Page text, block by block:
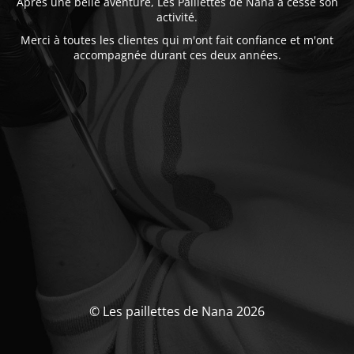
activité.
Merci à toutes les clientes qui m'ont fait confiance et m'ont
accompagnée durant ces deux années.
© Les paillettes de Nana 2026